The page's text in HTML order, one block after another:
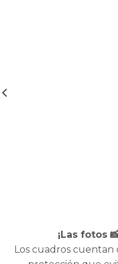
¡Las fotos
Los cuadros